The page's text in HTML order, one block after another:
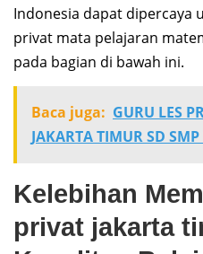
Indonesia dapat dipercaya
privat mata pelajaran
pada bagian di bawah ini.
Baca juga: GURU LES
JAKARTA TIMUR SD
Kelebihan
privat jakarta